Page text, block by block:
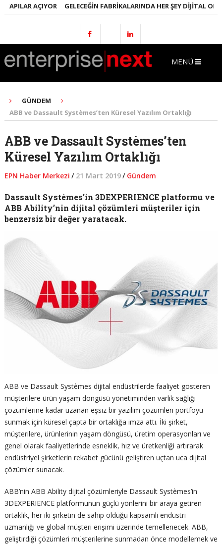
AÇIYOR GELECEĞIN FABRIKALARINDA HER ŞEY DIJITAL OLACAK
MENÜ
GÜNDEM
ABB ve Dassault Systèmes’ten Küresel Yazılım Ortaklığı
ABB ve Dassault Systèmes’ten
Küresel Yazılım Ortaklığı
EPN Haber Merkezi / 21 Mart 2019/ Gündem
Dassault Systèmes’in 3DEXPERIENCE platformu ve
ABB Ability’nin dijital çözümleri müşteriler için
benzersiz bir değer yaratacak.
ABB ve Dassault Systèmes dijital endüstrilerde faaliyet gösteren
müşterilere ürün yaşam döngüsü yönetiminden varlık sağlığı
çözümlerine kadar uzanan eşsiz bir yazılım çözümleri portföyü
sunmak için küresel çapta bir ortaklığa imza attı. İki şirket,
müşterilere, ürünlerinin yaşam döngüsü, üretim operasyonları ve
genel olarak faaliyetlerinde esneklik, hız ve üretkenliği artırarak
endüstriyel şirketlerin rekabet gücünü geliştiren uçtan uca dijital
çözümler sunacak.
ABB’nin ABB Ability dijital çözümleriyle Dassault Systèmes’in
3DEXPERIENCE platformunun güçlü yönlerini bir araya getiren
ortaklık, her iki şirketin de sahip olduğu kapsamlı endüstri
uzmanlığı ve global müşteri erişimi üzerinde temellenecek. ABB,
geliştirdiği çözümleri müşterilerine sunmadan önce modellemek ve